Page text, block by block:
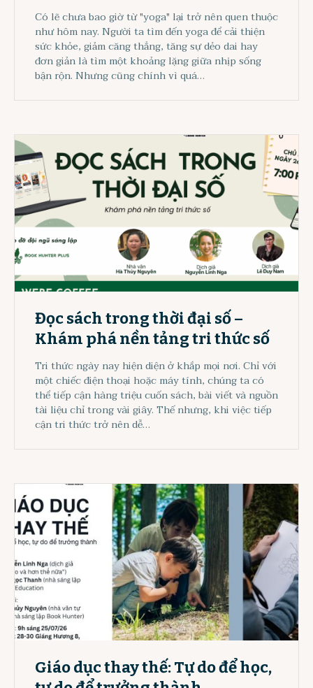
Có lẽ chưa bao giờ từ "yoga" lại trở nên quen thuộc
như hôm nay. Người ta tìm đến yoga để cải thiện
sức khỏe, giảm căng thẳng, tăng sự dẻo dai hay
đơn giản là tìm một khoảng lặng giữa nhịp sống
bận rộn. Nhưng cũng chính vì quá…
Đọc sách trong thời đại số –
Khám phá nền tảng tri thức số
Tri thức ngày nay hiện diện ở khắp mọi nơi. Chỉ với
một chiếc điện thoại hoặc máy tính, chúng ta có
thể tiếp cận hàng triệu cuốn sách, bài viết và nguồn
tài liệu chỉ trong vài giây. Thế nhưng, khi việc tiếp
cận tri thức trở nên dễ…
Giáo dục thay thế: Tự do để học,